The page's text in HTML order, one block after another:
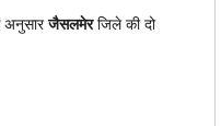
अनुसारजैसलमेरजिले की दो